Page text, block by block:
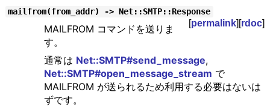
mailfrom(from_addr) -> Net::SMTP::Response
[permalink][rdoc]
MAILFROM コマンドを送りま
す。
通常は Net::SMTP#send_message,
Net::SMTP#open_message_stream で
MAILFROM が送られるため利用する必要はないは
ずです。